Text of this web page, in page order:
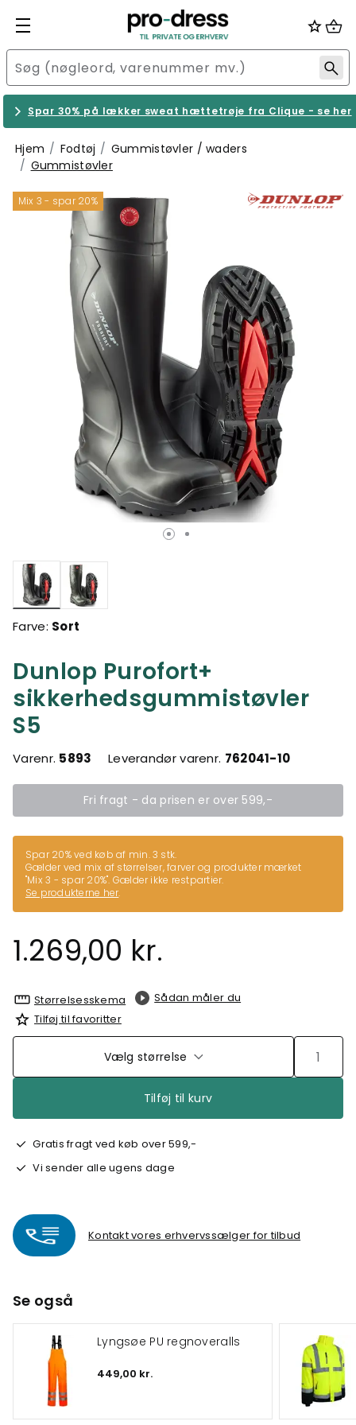
Spar 30% på lækker sweat hættetrøje fra Clique - se her
Hjem Fodtøj
Gummistøvler / waders
Gummistøvler
Mix 3 - spar 20%
Dunlop Purofort+
sikkerhedsgummistøvler
S5
Varenr. 5893 Leverandør varenr. 762041-10
Fri fragt - da prisen er over 599,-
Spar 20% ved køb af min. 3 stk.
Gælder ved mix af størrelser, farver og produkter mærket
"Mix 3 - spar 20%". Gælder ikke restpartier.
Se produkterne her.
1.269,00 kr.
valgte
Farve: Sort
Størrelsesskema
Sådan måler du
Tilføj til favoritter
Vælg størrelse
Tilføj til kurv
Gratis fragt ved køb over 599,-
Vi sender alle ugens dage
Kontakt vores erhvervssælger for tilbud
Se også
Lyngsøe PU regnoveralls
449,00 kr.